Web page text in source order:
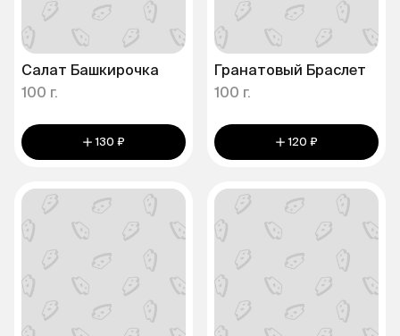
Салат Башкирочка
100 г.
130 ₽
Гранатовый Браслет
100 г.
120 ₽